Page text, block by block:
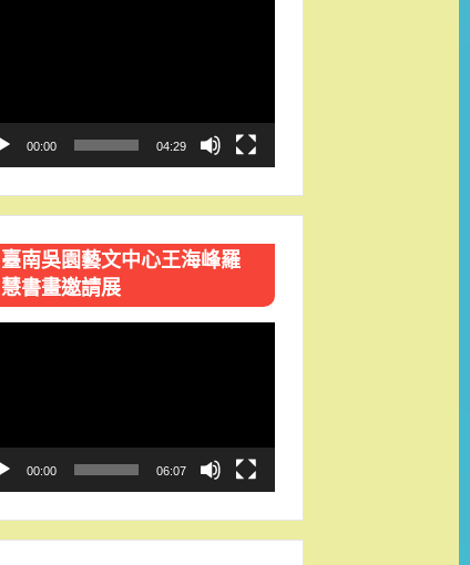
00:00 04:29
臺南吳園藝文中心王海峰羅
慧書畫邀請展
00:00 06:07